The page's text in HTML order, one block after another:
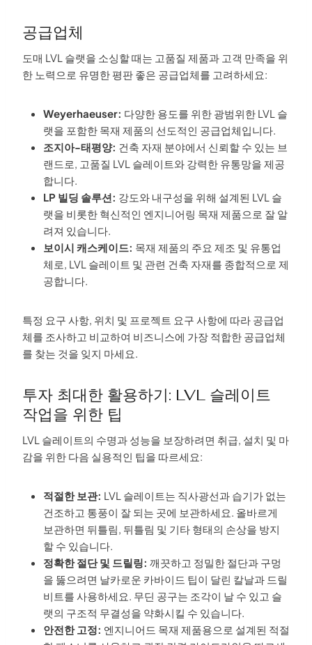
공급업체
도매 LVL 슬랫을 소싱할 때는 고품질 제품과 고객 만족을 위
한 노력으로 유명한 평판 좋은 공급업체를 고려하세요:
Weyerhaeuser: 다양한 용도를 위한 광범위한 LVL 슬
랫을 포함한 목재 제품의 선도적인 공급업체입니다.
조지아-태평양: 건축 자재 분야에서 신뢰할 수 있는 브
랜드로, 고품질 LVL 슬레이트와 강력한 유통망을 제공
합니다.
LP 빌딩 솔루션: 강도와 내구성을 위해 설계된 LVL 슬
랫을 비롯한 혁신적인 엔지니어링 목재 제품으로 잘 알
려져 있습니다.
보이시 캐스케이드: 목재 제품의 주요 제조 및 유통업
체로, LVL 슬레이트 및 관련 건축 자재를 종합적으로 제
공합니다.
특정 요구 사항, 위치 및 프로젝트 요구 사항에 따라 공급업
체를 조사하고 비교하여 비즈니스에 가장 적합한 공급업체
를 찾는 것을 잊지 마세요.
투자 최대한 활용하기: LVL 슬레이트
작업을 위한 팁
LVL 슬레이트의 수명과 성능을 보장하려면 취급, 설치 및 마
감을 위한 다음 실용적인 팁을 따르세요:
적절한 보관: LVL 슬레이트는 직사광선과 습기가 없는
건조하고 통풍이 잘 되는 곳에 보관하세요. 올바르게
보관하면 뒤틀림, 뒤틀림 및 기타 형태의 손상을 방지
할 수 있습니다.
정확한 절단 및 드릴링: 깨끗하고 정밀한 절단과 구멍
을 뚫으려면 날카로운 카바이드 팁이 달린 칼날과 드릴
비트를 사용하세요. 무딘 공구는 조각이 날 수 있고 슬
랫의 구조적 무결성을 약화시킬 수 있습니다.
안전한 고정: 엔지니어드 목재 제품용으로 설계된 적절